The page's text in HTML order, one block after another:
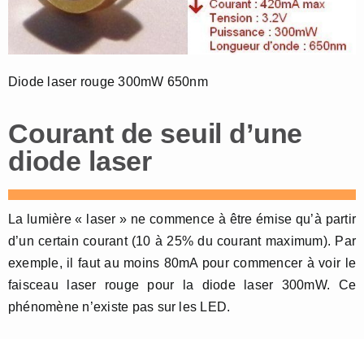
Diode laser rouge 300mW 650nm
Courant de seuil d’une
diode laser
La lumière « laser » ne commence à être émise qu’à partir
d’un certain courant (10 à 25% du courant maximum). Par
exemple, il faut au moins 80mA pour commencer à voir le
faisceau laser rouge pour la diode laser 300mW. Ce
phénomène n’existe pas sur les LED.